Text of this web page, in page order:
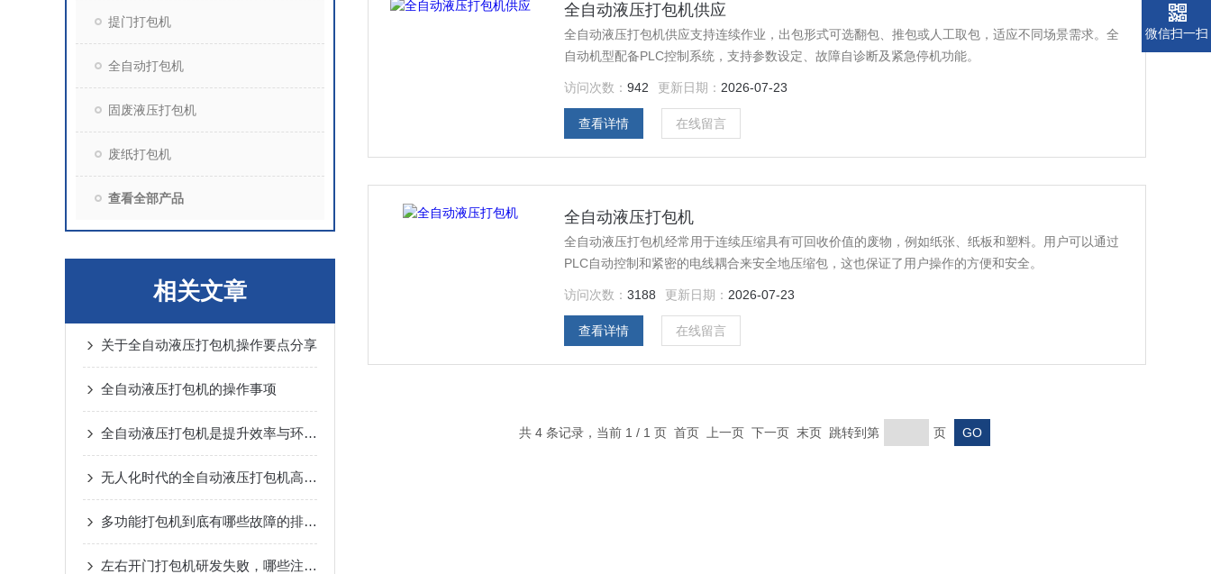
提门打包机
全自动打包机
固废液压打包机
废纸打包机
查看全部产品
相关文章
关于全自动液压打包机操作要点分享
全自动液压打包机的操作事项
全自动液压打包机是提升效率与环保的选择
无人化时代的全自动液压打包机高效节能、智能便捷
多功能打包机到底有哪些故障的排除方法呢？
左右开门打包机研发失败，哪些注意事项可以借鉴
全自动液压打包机供应
全自动液压打包机供应支持连续作业，出包形式可选翻包、推包或人工取包，适应不同场景需求。全
自动机型配备PLC控制系统，支持参数设定、故障自诊断及紧急停机功能。
访问次数：942 更新日期： 2026-07-23
查看详情 在线留言
全自动液压打包机
全自动液压打包机经常用于连续压缩具有可回收价值的废物，例如纸张、纸板和塑料。用户可以通过
PLC自动控制和紧密的电线耦合来安全地压缩包，这也保证了用户操作的方便和安全。
访问次数：3188 更新日期： 2026-07-23
查看详情 在线留言
共 4 条记录，当前 1 / 1 页 首页 上一页 下一页 末页 跳转到第 页
微信扫一扫